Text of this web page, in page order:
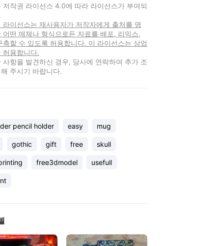
저작권 라이선스 4.0에 따라 라이선스가 부여되
라이선스는 재사용자가 저작자에게 출처를 명
어떤 매체나 형식으로든 자료를 배포, 리믹스,
축할 수 있도록 허용합니다. 이 라이선스는 상업
허용합니다.
사항을 발견하신 경우, 당사에 연락하여 추가 조
주시기 바랍니다.
pencil holder easy mug
gothic gift free skull
free3dmodel usefull